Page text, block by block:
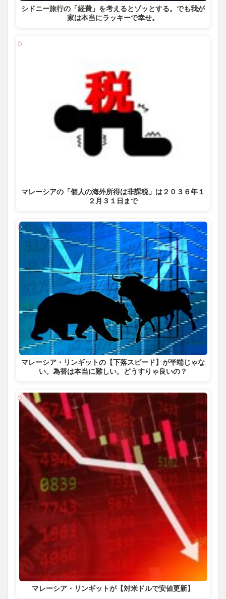
シドニー旅行の「経費」を考えるとゾッとする。でも我が
家は本当にラッキーで幸せ。
マレーシアの「個人の海外所得は非課税」は２０３６年１
２月３１日まで
マレーシア・リンギットの【下落スピード】が半端じゃな
い。為替は本当に難しい。どうすりゃ良いの？
マレーシア・リンギットが【対米ドルで安値更新】